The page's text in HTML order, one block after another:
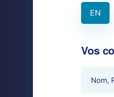
EN
Vos